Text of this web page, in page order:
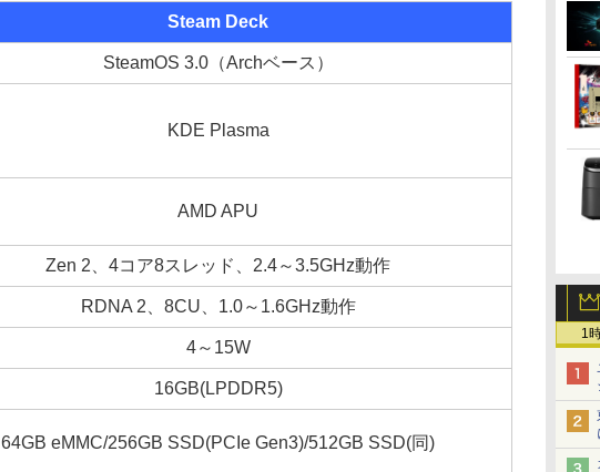
1
Steam Deck
SteamOS 3.0（Archベース）
KDE Plasma
AMD APU
Zen 2、4コア8スレッド、2.4～3.5GHz動作
RDNA 2、8CU、1.0～1.6GHz動作
4～15W
16GB(LPDDR5)
64GB eMMC/256GB SSD(PCIe Gen3)/512GB SSD(同)